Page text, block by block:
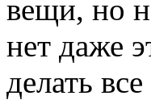
вещи, но
нет даже
делать